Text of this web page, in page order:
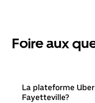
Foire aux
La plateforme
Fayetteville?